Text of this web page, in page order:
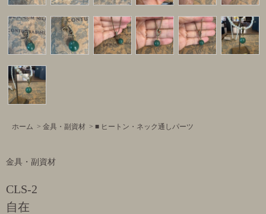
ホーム > 金具・副資材 > ■ ヒートン・ネック通しパーツ
金具・副資材
CLS-2
自在